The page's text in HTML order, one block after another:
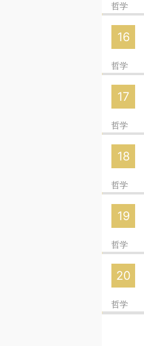
哲学
16
哲学
17
哲学
18
哲学
19
哲学
20
哲学